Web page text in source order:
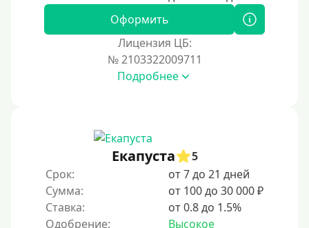
Оформить
Лицензия ЦБ:
№ 2103322009711
Подробнее
Екапуста
5
Срок:
от 7 до 21 дней
Сумма:
от 100 до 30 000 ₽
Ставка:
от 0.8 до 1.5%
Одобрение:
Высокое